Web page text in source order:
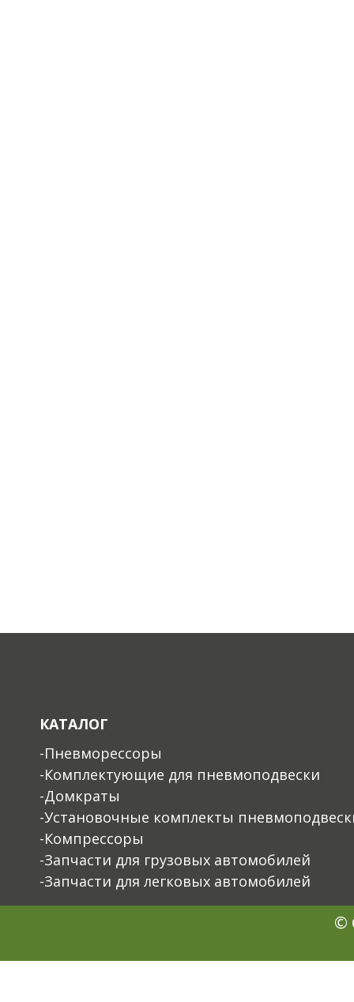
КАТАЛОГ
-Пневморессоры
-Комплектующие для пневмоподвески
-Домкраты
-Установочные комплекты
-Компрессоры
-Запчасти для грузовых автомобилей
-Запчасти для легковых автомобилей
©